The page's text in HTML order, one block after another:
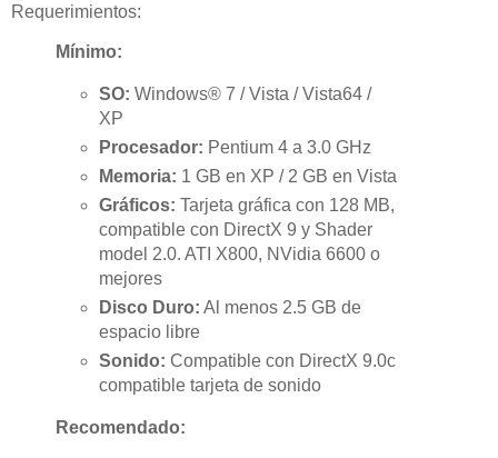
Requerimientos:
Mínimo:
SO: Windows® 7 / Vista / Vista64 /
XP
Procesador: Pentium 4 a 3.0 GHz
Memoria: 1 GB en XP / 2 GB en Vista
Gráficos: Tarjeta gráfica con 128 MB,
compatible con DirectX 9 y Shader
model 2.0. ATI X800, NVidia 6600 o
mejores
Disco Duro: Al menos 2.5 GB de
espacio libre
Sonido: Compatible con DirectX 9.0c
compatible tarjeta de sonido
Recomendado: